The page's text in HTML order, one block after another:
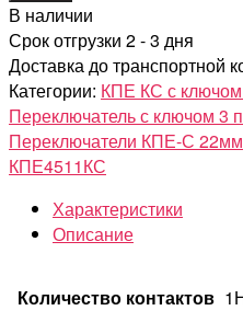
В наличии
Срок отгрузки 2 - 3 дня
Доставка до транспортной
Категории: КПЕ КС с
Переключатель с ключом 3
Переключатели КПЕ-С 22мм
КПЕ4511КС
Характеристики
Описание
Количество контактов